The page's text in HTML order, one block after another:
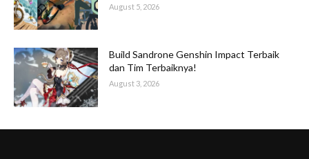
August 5, 2026
Build Sandrone Genshin Impact Terbaik
dan Tim Terbaiknya!
August 3, 2026